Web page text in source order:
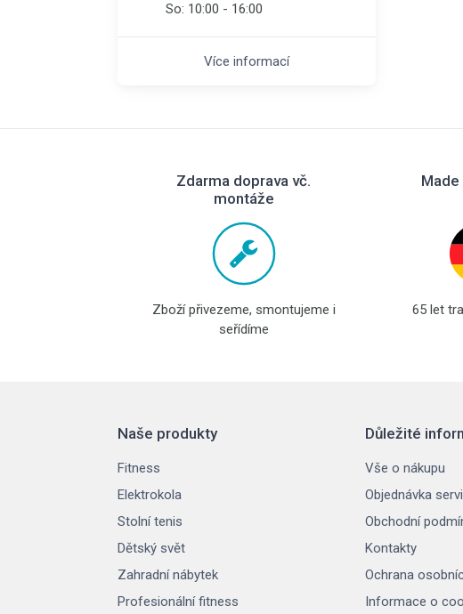
So: 10:00 - 16:00
Více informací
Zdarma doprava vč.
montáže
Zboží přivezeme, smontujeme i
seřídíme
Made
65 let
Naše produkty
Fitness
Elektrokola
Stolní tenis
Dětský svět
Zahradní nábytek
Profesionální fitness
Důležité
Vše o nákupu
Objednávka
Obchodní
Kontakty
Ochrana
Informace o